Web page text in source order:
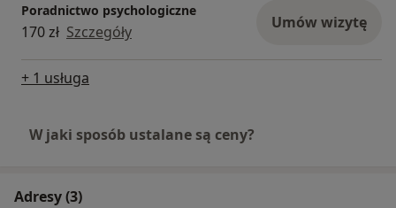
Poradnictwo psychologiczne
170 zł Szczegóły Umów wizytę
+ 1 usługa
W jaki sposób ustalane są ceny?
Adresy (3)